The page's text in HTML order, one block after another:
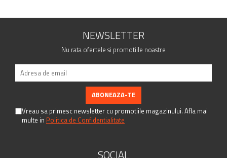
NEWSLETTER
Nu rata ofertele si promotiile noastre
Vreau sa primesc newsletter cu promotiile magazinului. Afla mai
multe in Politica de Confidentialitate
SOCIAL